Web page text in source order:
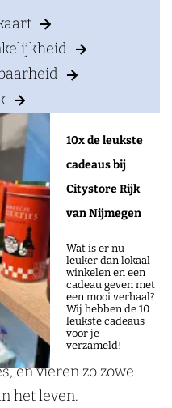
10x de leukste
cadeaus bij
Citystore Rijk
van Nijmegen
Wat is er nu
leuker dan lokaal
winkelen en een
cadeau geven met
een mooi verhaal?
Wij hebben de 10
leukste cadeaus
voor je
verzameld!
een duidelijke
wereld insturen. Hun
pop, folk en reggae.
teksten met
en vieren zo zowel
het leven.